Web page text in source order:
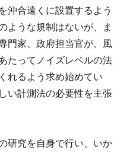
沖合遠くに設置するよう
ような規制はないが、ま
門家、政府担当官が、風
たってノイズレベルの法
れるよう求め始めてい
い計測法の必要性を主張
研究を自身で行い、いか